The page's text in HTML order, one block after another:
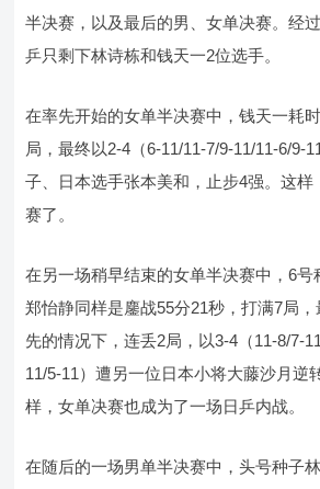
半决赛，以及最后的男、女单决赛。经
乒只剩下林诗栋和钱天一2位选手。
在率先开始的女单半决赛中，钱天一耗
局，最终以2-4（6-11/11-7/9-11/11-6/9-
子、日本选手张本美和，止步4强。这
赛了。
在另一场稍早结束的女单半决赛中，6
郑怡静同样是鏖战55分21秒，打满7局
先的情况下，连丢2局，以3-4（11-8/7-
11/5-11）遭另一位日本小将大藤沙月逆
样，女单决赛也成为了一场日乒内战。
在随后的一场男单半决赛中，头号种子